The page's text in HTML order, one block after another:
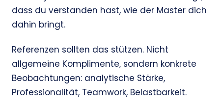
dass du verstanden hast, wie der Master dich
dahin bringt.
Referenzen sollten das stützen. Nicht
allgemeine Komplimente, sondern konkrete
Beobachtungen: analytische Stärke,
Professionalität, Teamwork, Belastbarkeit.